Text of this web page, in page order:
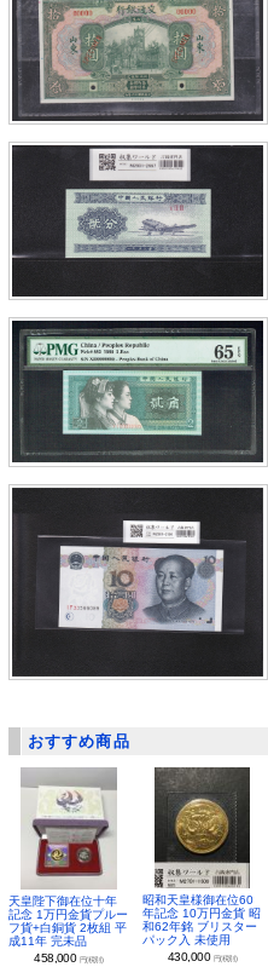
おすすめ商品
天皇陛下御在位十年
記念 1万円金貨プルー
フ貨+白銅貨 2枚組 平
成11年 完未品
458,000 円(税別)
昭和天皇様御在位60
年記念 10万円金貨 昭
和62年銘 ブリスター
パック入 未使用
430,000 円(税別)